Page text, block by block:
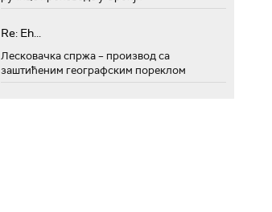
Re: Eh...
Лесковачка спржа – производ са
заштићеним географским пореклом